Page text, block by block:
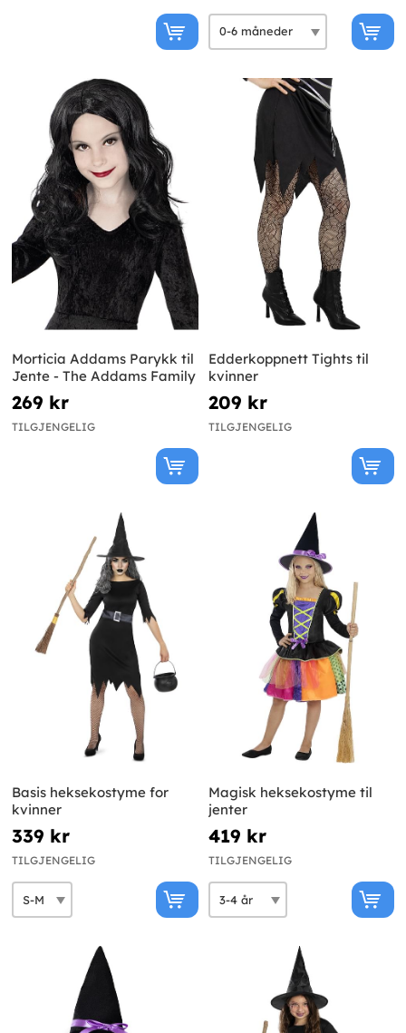
Morticia Addams Parykk til
Jente - The Addams Family
269 kr
TILGJENGELIG
Edderkoppnett Tights til
kvinner
209 kr
TILGJENGELIG
Basis heksekostyme for
kvinner
339 kr
TILGJENGELIG
Magisk heksekostyme til
jenter
419 kr
TILGJENGELIG